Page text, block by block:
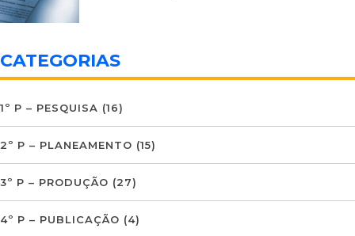
CATEGORIAS
1º P – PESQUISA (16)
2º P – PLANEAMENTO (15)
3º P – PRODUÇÃO (27)
4º P – PUBLICAÇÃO (4)